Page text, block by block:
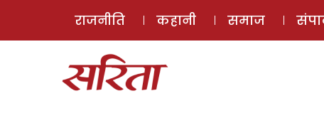
राजनीति कहानी समाज